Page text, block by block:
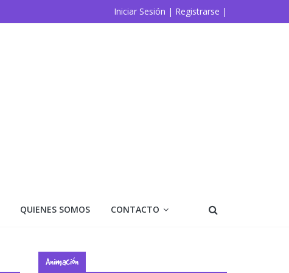
Iniciar Sesión | Registrarse |
QUIENES SOMOS CONTACTO
Animación